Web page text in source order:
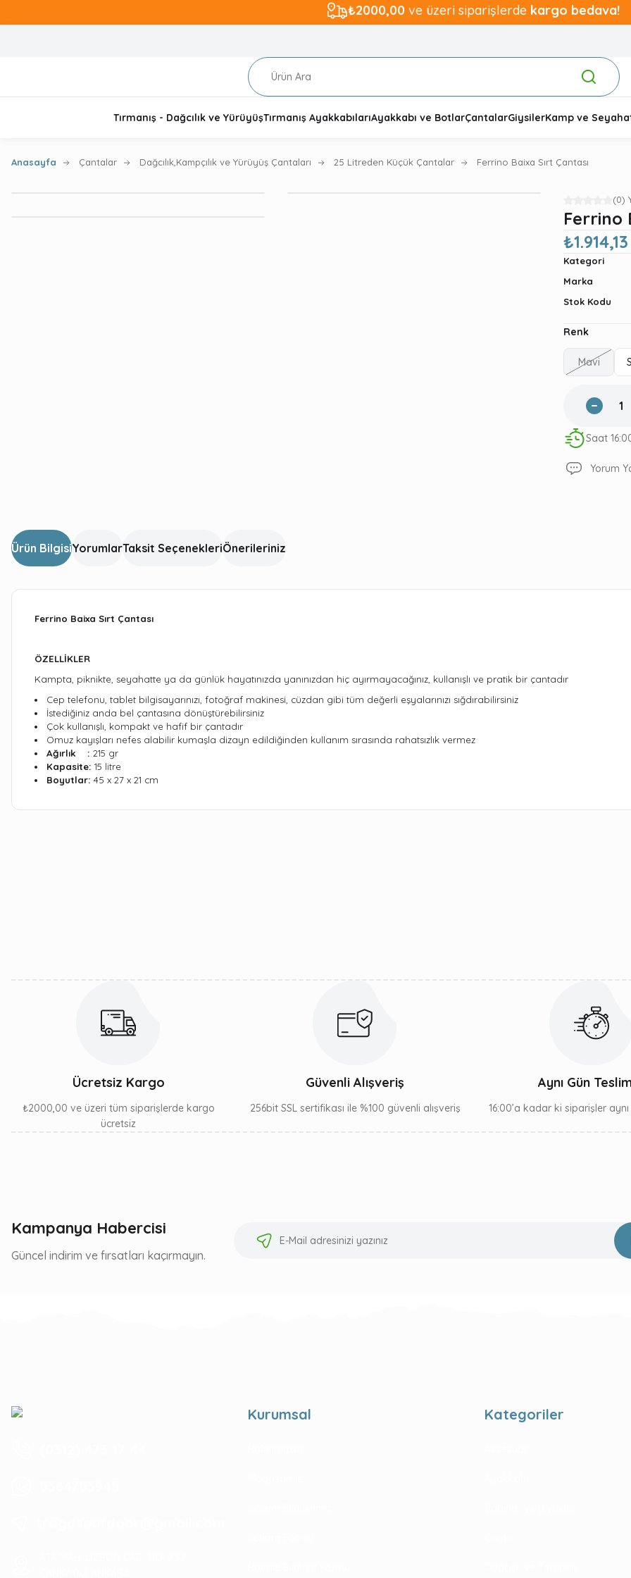
₺2000,00 ve üzeri siparişlerde kargo bedava!
Tırmanış - Dağcılık ve YürüyüşTırmanış AyakkabılarıAyakkabı ve BotlarÇantalarGiysilerKamp ve
Anasayfa Çantalar Dağcılık,Kampçılık ve Yürüyüş Çantaları 25 Litreden Küçük Çantalar Ferrino Baixa Sırt Çantası
(0)
Ferrino
₺1.914,13
Kategori
Marka
Stok Kodu
Renk
Mavi
Saat
Yorum
Ürün BilgisiYorumlarTaksit SeçenekleriÖnerileriniz
Ferrino Baixa Sırt Çantası
ÖZELLİKLER
Kampta, piknikte, seyahatte ya da günlük hayatınızda yanınızdan hiç ayırmayacağınız, kullanışlı ve pratik bir çantadır
Cep telefonu, tablet bilgisayarınızı, fotoğraf makinesi, cüzdan gibi tüm değerli eşyalarınızı sığdırabilirsiniz
İstediğiniz anda bel çantasına dönüştürebilirsiniz
Çok kullanışlı, kompakt ve hafif bir çantadır
Omuz kayışları nefes alabilir kumaşla dizayn edildiğinden kullanım sırasında rahatsızlık vermez
Ağırlık : 215 gr
Kapasite: 15 litre
Boyutlar: 45 x 27 x 21 cm
Ücretsiz Kargo
₺2000,00 ve üzeri tüm siparişlerde kargo
ücretsiz
Güvenli Alışveriş
256bit SSL sertifikası ile %100 güvenli alışveriş
Aynı Gün
16:00’a kadar ki siparişler
Kampanya Habercisi
Güncel indirim ve fırsatları kaçırmayın.
Kurumsal Kategoriler